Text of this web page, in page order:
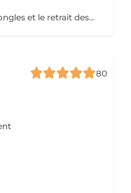
Ce service comprend la mise en forme des ongles et le retrait des cuticules, la pose d'une couleur/french en semi permanent.
80